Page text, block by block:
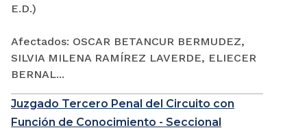
E.D.)
Afectados: OSCAR BETANCUR BERMUDEZ,
SILVIA MILENA RAMÍREZ LAVERDE, ELIECER
BERNAL...
Juzgado Tercero Penal del Circuito con
Función de Conocimiento - Seccional